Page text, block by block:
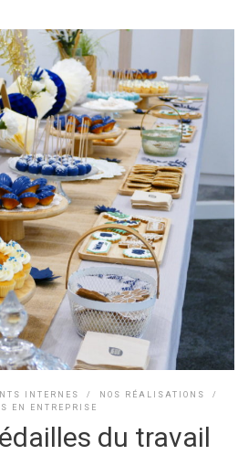
INTERNES / NOS RÉALISATIONS
/
EN ENTREPRISE
du travail